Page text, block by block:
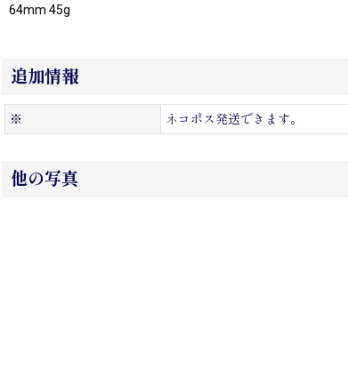
64mm 45g
追加情報
※ ネコポス発送できます。
他の写真